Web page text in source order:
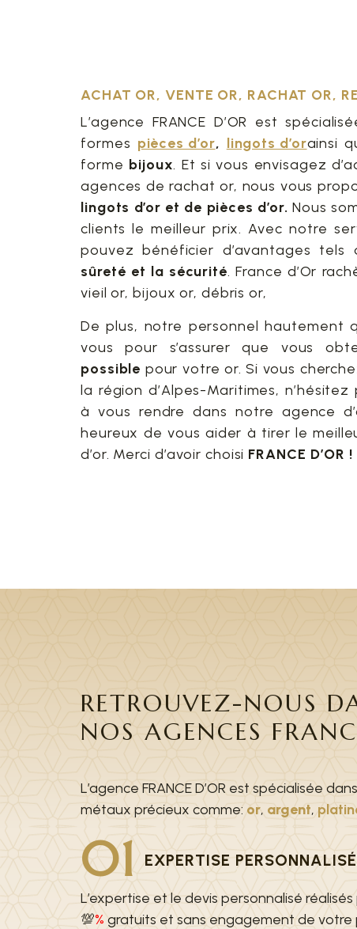
ACHAT OR, VENTE OR, RACHAT OR,
L’agence FRANCE D’OR est
formes pièces d’or, lingots d’orainsi
forme bijoux. Et si vous envisagez
agences de rachat or, nous vous
lingots d’or et de pièces d’or. Nous
clients le meilleur prix. Avec notre
pouvez bénéficier d’avantages tels
sûreté et la sécurité. France d’Or
vieil or, bijoux or, débris or,
De plus, notre personnel hautement
vous pour s’assurer que vous
possible pour votre or. Si vous
la région d’Alpes-Maritimes,
à vous rendre dans notre agence
heureux de vous aider à tirer le
d’or. Merci d’avoir choisi FRANCE D’OR !
RETROUVEZ-NOUS
NOS AGENCES
L’agence FRANCE D’OR est spécialisée dans
métaux précieux comme:or, argent,
01 EXPERTISE
L’expertise et le devis personnalisé
💯% gratuits et sans engagement de votre